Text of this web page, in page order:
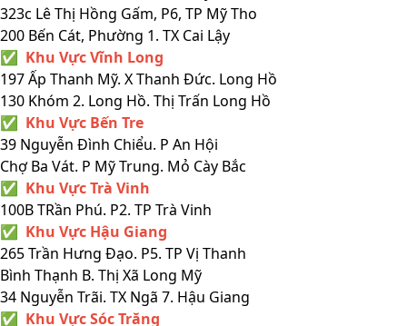
323c Lê Thị Hồng Gấm, P6, TP Mỹ Tho
200 Bến Cát, Phường 1. TX Cai Lậy
✅ Khu Vực Vĩnh Long
197 Ấp Thanh Mỹ. X Thanh Đức. Long Hồ
130 Khóm 2. Long Hồ. Thị Trấn Long Hồ
✅ Khu Vực Bến Tre
39 Nguyễn Đình Chiểu. P An Hội
Chợ Ba Vát. P Mỹ Trung. Mỏ Cày Bắc
✅ Khu Vực Trà Vinh
100B TRần Phú. P2. TP Trà Vinh
✅ Khu Vực Hậu Giang
265 Trần Hưng Đạo. P5. TP Vị Thanh
Bình Thạnh B. Thị Xã Long Mỹ
34 Nguyễn Trãi. TX Ngã 7. Hậu Giang
✅ Khu Vực Sóc Trăng